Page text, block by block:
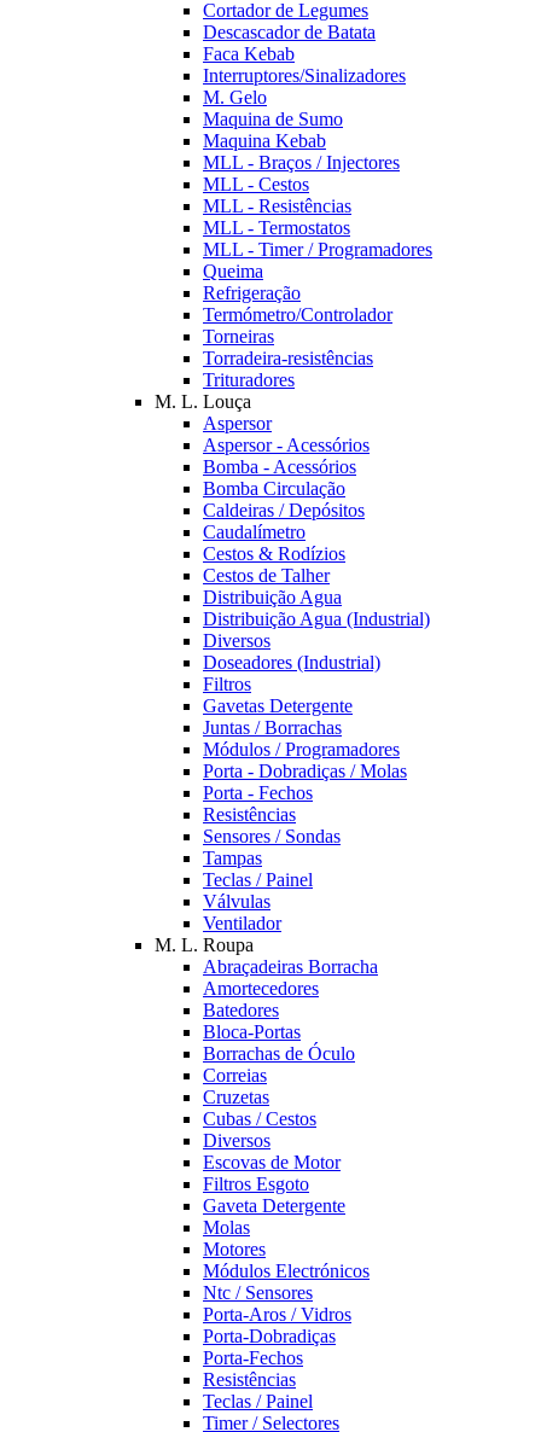
Cortador de Legumes
Descascador de Batata
Faca Kebab
Interruptores/Sinalizadores
M. Gelo
Maquina de Sumo
Maquina Kebab
MLL - Braços / Injectores
MLL - Cestos
MLL - Resistências
MLL - Termostatos
MLL - Timer / Programadores
Queima
Refrigeração
Termómetro/Controlador
Torneiras
Torradeira-resistências
Trituradores
M. L. Louça
Aspersor
Aspersor - Acessórios
Bomba - Acessórios
Bomba Circulação
Caldeiras / Depósitos
Caudalímetro
Cestos & Rodízios
Cestos de Talher
Distribuição Agua
Distribuição Agua (Industrial)
Diversos
Doseadores (Industrial)
Filtros
Gavetas Detergente
Juntas / Borrachas
Módulos / Programadores
Porta - Dobradiças / Molas
Porta - Fechos
Resistências
Sensores / Sondas
Tampas
Teclas / Painel
Válvulas
Ventilador
M. L. Roupa
Abraçadeiras Borracha
Amortecedores
Batedores
Bloca-Portas
Borrachas de Óculo
Correias
Cruzetas
Cubas / Cestos
Diversos
Escovas de Motor
Filtros Esgoto
Gaveta Detergente
Molas
Motores
Módulos Electrónicos
Ntc / Sensores
Porta-Aros / Vidros
Porta-Dobradiças
Porta-Fechos
Resistências
Teclas / Painel
Timer / Selectores